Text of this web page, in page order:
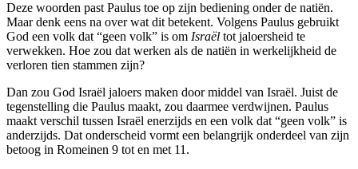
Deze woorden past Paulus toe op zijn bediening onder de natiën.
Maar denk eens na over wat dit betekent. Volgens Paulus gebruikt
God een volk dat “geen volk” is om Israël tot jaloersheid te
verwekken. Hoe zou dat werken als de natiën in werkelijkheid de
verloren tien stammen zijn?
Dan zou God Israël jaloers maken door middel van Israël. Juist de
tegenstelling die Paulus maakt, zou daarmee verdwijnen. Paulus
maakt verschil tussen Israël enerzijds en een volk dat “geen volk” is
anderzijds. Dat onderscheid vormt een belangrijk onderdeel van zijn
betoog in Romeinen 9 tot en met 11.